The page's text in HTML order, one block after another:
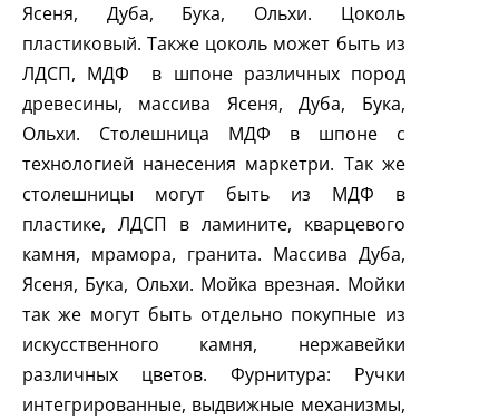
Ясеня, Дуба, Бука, Ольхи. Цоколь
пластиковый. Также цоколь может быть из
ЛДСП, МДФ в шпоне различных пород
древесины, массива Ясеня, Дуба, Бука,
Ольхи. Столешница МДФ в шпоне с
технологией нанесения маркетри. Так же
столешницы могут быть из МДФ в
пластике, ЛДСП в ламините, кварцевого
камня, мрамора, гранита. Массива Дуба,
Ясеня, Бука, Ольхи. Мойка врезная. Мойки
так же могут быть отдельно покупные из
искусственного камня, нержавейки
различных цветов. Фурнитура: Ручки
интегрированные, выдвижные механизмы,